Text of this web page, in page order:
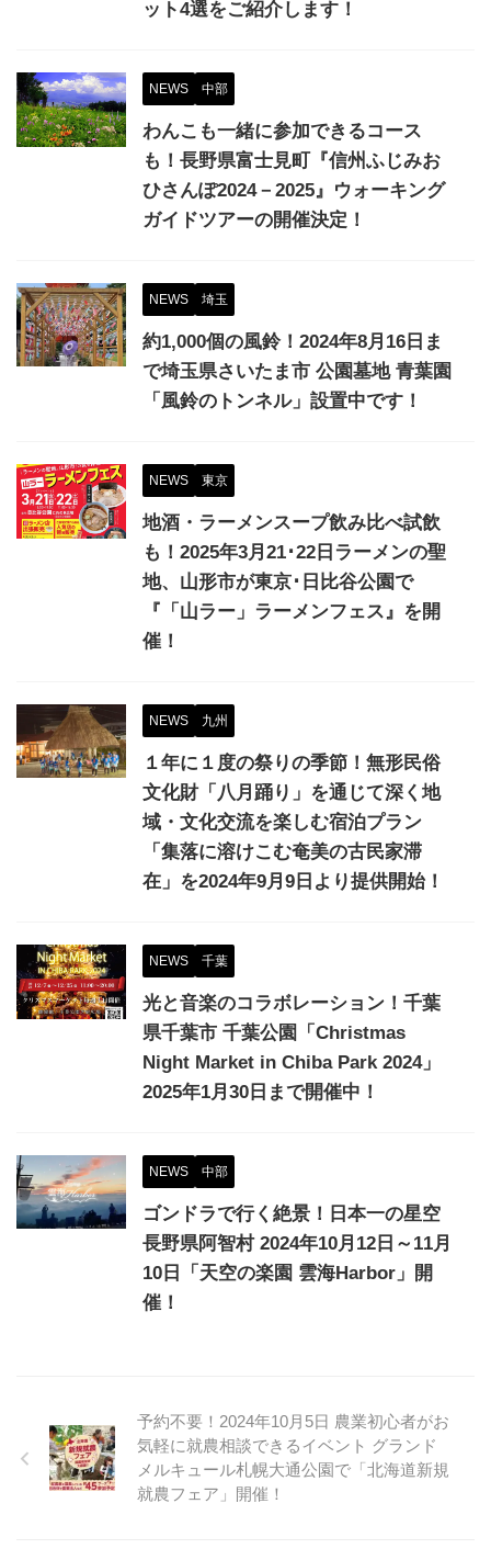
ット4選をご紹介します！
NEWS 中部
わんこも一緒に参加できるコース
も！長野県富士見町『信州ふじみお
ひさんぽ2024－2025』ウォーキング
ガイドツアーの開催決定！
NEWS 埼玉
約1,000個の風鈴！2024年8月16日ま
で埼玉県さいたま市 公園墓地 青葉園
「風鈴のトンネル」設置中です！
NEWS 東京
地酒・ラーメンスープ飲み比べ試飲
も！2025年3月21･22日ラーメンの聖
地、山形市が東京･日比谷公園で
『「山ラー」ラーメンフェス』を開
催！
NEWS 九州
１年に１度の祭りの季節！無形民俗
文化財「八月踊り」を通じて深く地
域・文化交流を楽しむ宿泊プラン
「集落に溶けこむ奄美の古民家滞
在」を2024年9月9日より提供開始！
NEWS 千葉
光と音楽のコラボレーション！千葉
県千葉市 千葉公園「Christmas
Night Market in Chiba Park 2024」
2025年1月30日まで開催中！
NEWS 中部
ゴンドラで行く絶景！日本一の星空
長野県阿智村 2024年10月12日～11月
10日「天空の楽園 雲海Harbor」開
催！
予約不要！2024年10月5日 農業初心者がお
気軽に就農相談できるイベント グランド
メルキュール札幌大通公園で「北海道新規
就農フェア」開催！